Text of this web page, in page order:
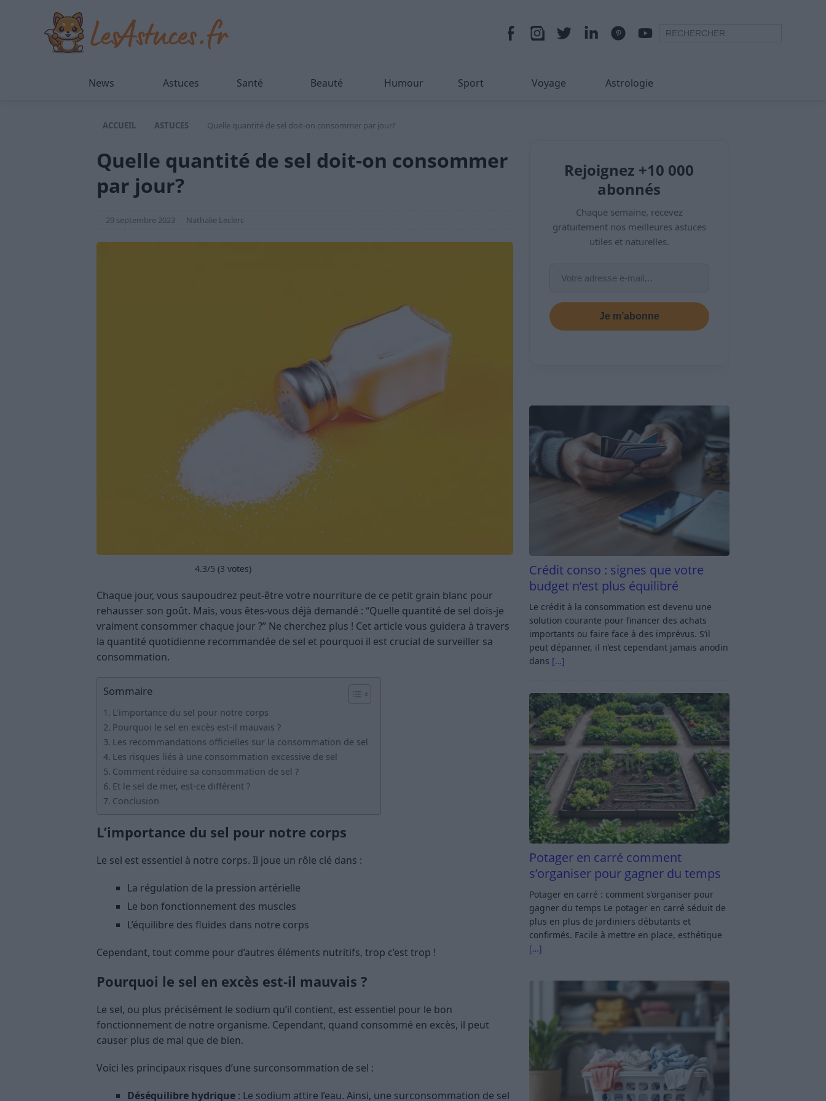
News Astuces Santé Beauté Humour Sport Voyage Astrologie
ACCUEIL ASTUCES Quelle quantité de sel doit-on consommer par jour?
Quelle quantité de sel doit-on consommer
par jour?
29 septembre 2023 Nathalie Leclerc
4.3/5 (3 votes)
Chaque jour, vous saupoudrez peut-être votre nourriture de ce petit grain blanc pour
rehausser son goût. Mais, vous êtes-vous déjà demandé : “Quelle quantité de sel dois-je
vraiment consommer chaque jour ?” Ne cherchez plus ! Cet article vous guidera à travers
la quantité quotidienne recommandée de sel et pourquoi il est crucial de surveiller sa
consommation.
Sommaire
L’importance du sel pour notre corps
Pourquoi le sel en excès est-il mauvais ?
Les recommandations officielles sur la consommation de sel
Les risques liés à une consommation excessive de sel
Comment réduire sa consommation de sel ?
Et le sel de mer, est-ce différent ?
Conclusion
L’importance du sel pour notre corps
Le sel est essentiel à notre corps. Il joue un rôle clé dans :
La régulation de la pression artérielle
Le bon fonctionnement des muscles
L’équilibre des fluides dans notre corps
Cependant, tout comme pour d’autres éléments nutritifs, trop c’est trop !
Pourquoi le sel en excès est-il mauvais ?
Le sel, ou plus précisément le sodium qu’il contient, est essentiel pour le bon
fonctionnement de notre organisme. Cependant, quand consommé en excès, il peut
causer plus de mal que de bien.
Voici les principaux risques d’une surconsommation de sel :
Déséquilibre hydrique : Le sodium attire l’eau. Ainsi, une surconsommation de sel
Rejoignez +10 000
abonnés
Chaque semaine, recevez
gratuitement nos meilleures astuces
utiles et naturelles.
Je m’abonne
Crédit conso : signes que votre
budget n’est plus équilibré
Le crédit à la consommation est devenu une
solution courante pour financer des achats
importants ou faire face à des imprévus. S’il
peut dépanner, il n’est cependant jamais anodin
dans […]
Potager en carré comment
s’organiser pour gagner du temps
Potager en carré : comment s’organiser pour
gagner du temps Le potager en carré séduit de
plus en plus de jardiniers débutants et
confirmés. Facile à mettre en place, esthétique
[…]